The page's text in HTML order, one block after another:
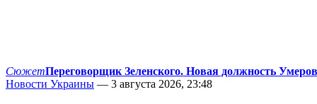
СюжетПереговорщик Зеленского. Новая должность
Новости Украины — 3 августа 2026, 23:48